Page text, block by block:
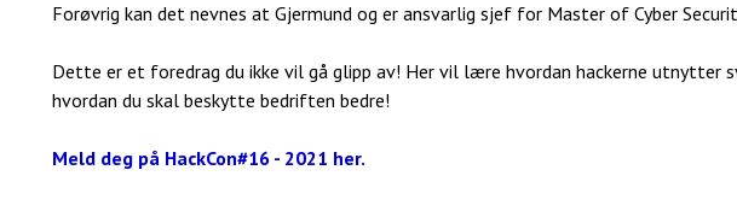
Forøvrig kan det nevnes at Gjermund og er ansvarlig sjef for Master of Cyber
Dette er et foredrag du ikke vil gå glipp av! Her vil lære hvordan hackerne utnytter
hvordan du skal beskytte bedriften bedre!
Meld deg på HackCon#16 - 2021 her.